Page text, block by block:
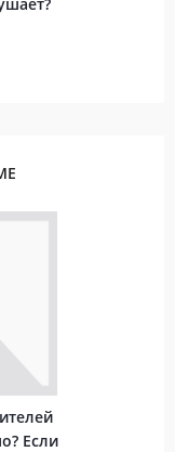
Если